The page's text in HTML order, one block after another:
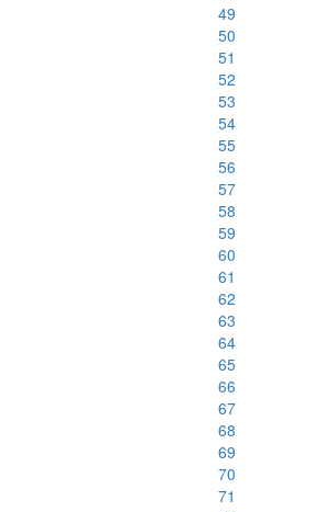
49
50
51
52
53
54
55
56
57
58
59
60
61
62
63
64
65
66
67
68
69
70
71